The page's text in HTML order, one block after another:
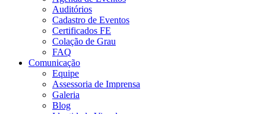
Auditórios
Cadastro de Eventos
Certificados FE
Colação de Grau
FAQ
Comunicação
Equipe
Assessoria de Imprensa
Galeria
Blog